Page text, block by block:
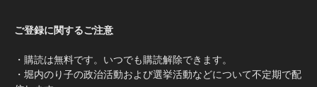
ご登録に関するご注意
・購読は無料です。いつでも購読解除できます。
・堀内のり子の政治活動および選挙活動などについて不定期で配